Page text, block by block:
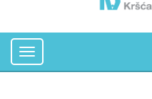
Toggle